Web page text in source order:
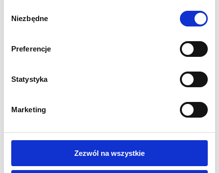
zgody
Niezbędne
Preferencje
Statystyka
Marketing
Zezwól na wszystkie
(gł.)
Oznaczenie poszczególnych elementów dla łatwego
Możliwość szybkiej wymiany grafiki
5 lat gwarancji na system
WYDRUK: